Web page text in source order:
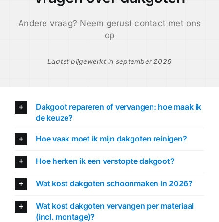
Andere vraag? Neem gerust contact met ons
op
Laatst bijgewerkt in september 2026
Dakgoot repareren of vervangen: hoe maak ik
de keuze?
Hoe vaak moet ik mijn dakgoten reinigen?
Hoe herken ik een verstopte dakgoot?
Wat kost dakgoten schoonmaken in 2026?
Wat kost dakgoten vervangen per materiaal
(incl. montage)?